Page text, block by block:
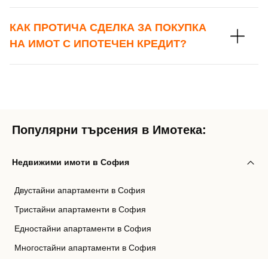
КАК ПРОТИЧА СДЕЛКА ЗА ПОКУПКА
НА ИМОТ С ИПОТЕЧЕН КРЕДИТ?
Популярни търсения в Имотека:
Недвижими имоти в София
Двустайни апартаменти в София
Тристайни апартаменти в София
Едностайни апартаменти в София
Многостайни апартаменти в София